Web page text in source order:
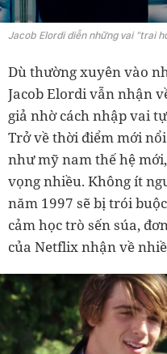
Jacob Elordi diễn những vai "trai
Dù thường xuyên vào
Jacob Elordi vẫn nhận
giả nhờ cách nhập vai
Trở về thời điểm mới
như mỹ nam thế hệ
vọng nhiều. Không ít
năm 1997 sẽ bị trói
cảm học trò sến súa,
của Netflix nhận về